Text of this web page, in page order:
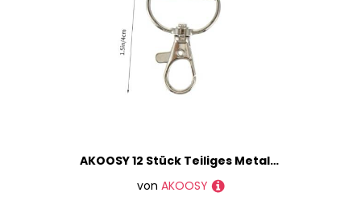
AKOOSY 12 Stück Teiliges Metall lobster verschluss Haken Drehbar Sicherer Schnappverschluss für DIY Schlüsselanhänger Lanyard Clips Taschen Schmuckzubehör
von AKOOSY